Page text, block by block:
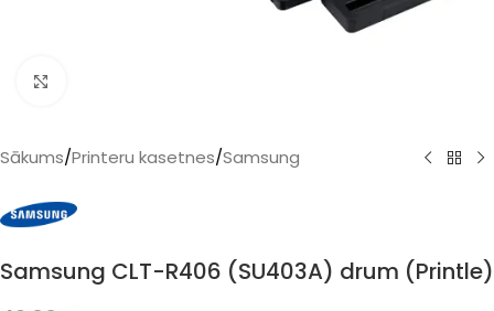
Sākums/Printeru kasetnes/Samsung
Samsung CLT-R406 (SU403A) drum (Printle)